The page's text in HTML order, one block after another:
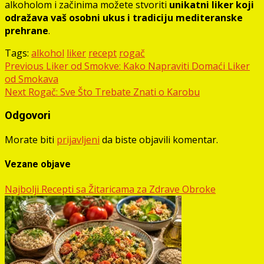
alkoholom i začinima možete stvoriti unikatni liker koji
odražava vaš osobni ukus i tradiciju mediteranske
prehrane.
Tags: alkohol liker recept rogač
Post
navigation
Previous Liker od Smokve: Kako Napraviti Domaći Liker
od Smokava
Next Rogač: Sve Što Trebate Znati o Karobu
Odgovori
Morate biti prijavljeni da biste objavili komentar.
Vezane objave
Najbolji Recepti sa Žitaricama za Zdrave Obroke